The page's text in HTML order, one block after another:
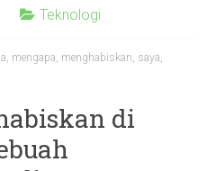
Teknologi
, mengapa, menghabiskan, saya,
di